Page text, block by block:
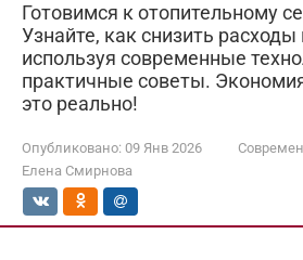
Готовимся к отопительному
Узнайте, как снизить расходы
используя современные
практичные советы.
это реально!
Опубликовано: 09 Янв 2026
Елена Смирнова